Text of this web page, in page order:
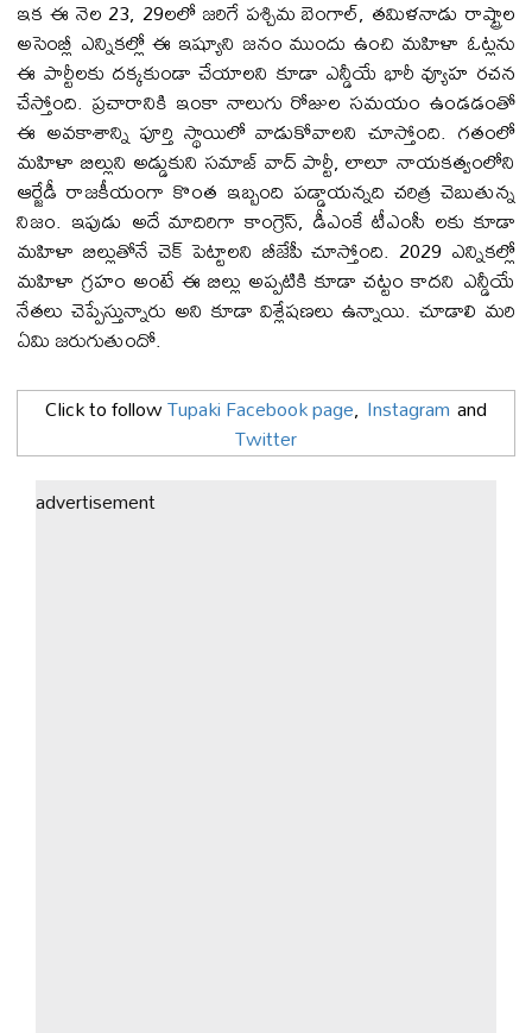
ఇక ఈ నెల 23, 29లలో జరిగే పశ్చిమ బెంగాల్, తమిళనాడు రాష్ట్రాల
అసెంబ్లీ ఎన్నికల్లో ఈ ఇష్యూని జనం ముందు ఉంచి మహిళా ఓట్లను
ఈ పార్టీలకు దక్కకుండా చేయాలని కూడా ఎన్డీయే భారీ వ్యూహ రచన
చేస్తోంది. ప్రచారానికి ఇంకా నాలుగు రోజుల సమయం ఉండడంతో
ఈ అవకాశాన్ని పూర్తి స్థాయిలో వాడుకోవాలని చూస్తోంది. గతంలో
మహిళా బిల్లుని అడ్డుకుని సమాజ్ వాద్ పార్టీ, లాలూ నాయకత్వంలోని
ఆర్జేడీ రాజకీయంగా కొంత ఇబ్బంది పడ్డాయన్నది చరిత్ర చెబుతున్న
నిజం. ఇపుడు అదే మాదిరిగా కాంగ్రెస్, డీఎంకే టీఎంసీ లకు కూడా
మహిళా బిల్లుతోనే చెక్ పెట్టాలని బీజేపీ చూస్తోంది. 2029 ఎన్నికల్లో
మహిళా గ్రహం అంటే ఈ బిల్లు అప్పటికి కూడా చట్టం కాదని ఎన్డీయే
నేతలు చెప్పేస్తున్నారు అని కూడా విశ్లేషణలు ఉన్నాయి. చూడాలి మరి
ఏమి జరుగుతుందో.
Click to followTupaki Facebook page, Instagram and
Twitter
advertisement